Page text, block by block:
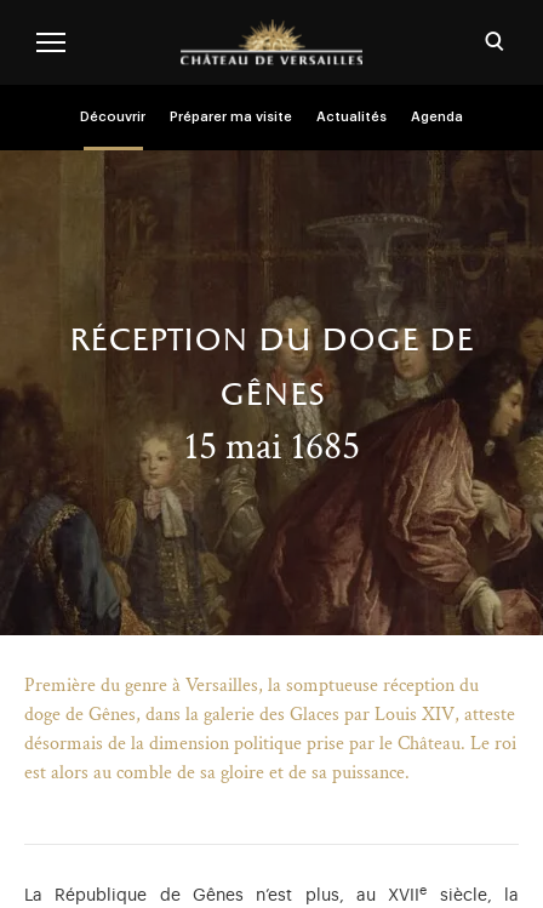
Découvrir Préparer ma visite Actualités Agenda
réception du doge de
gênes
15 mai 1685
Première du genre à Versailles, la somptueuse réception du
doge de Gênes, dans la galerie des Glaces par Louis XIV, atteste
désormais de la dimension politique prise par le Château. Le roi
est alors au comble de sa gloire et de sa puissance.
La République de Gênes n’est plus, au XVIIe
siècle, la